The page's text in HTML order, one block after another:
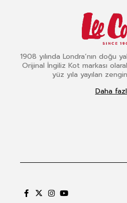
1908 yılında Londra’nın doğu
Orijinal İngiliz Kot markası
yüz yıla yayılan
Daha